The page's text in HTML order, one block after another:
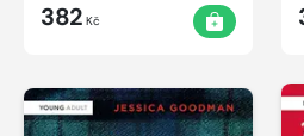
382 Kč